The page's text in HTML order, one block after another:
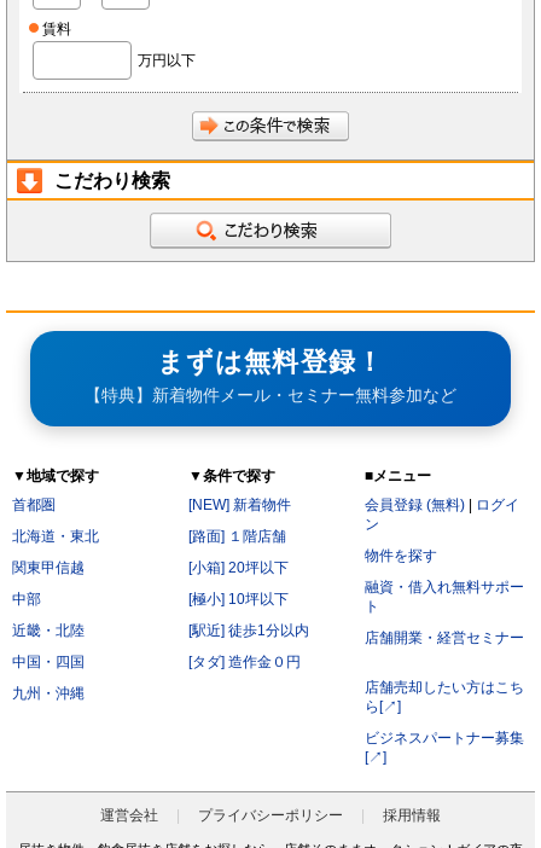
賃料
万円以下
こだわり検索
まずは無料登録！
【特典】新着物件メール・セミナー無料参加など
▼地域で探す
首都圏
北海道・東北
関東甲信越
中部
近畿・北陸
中国・四国
九州・沖縄
▼条件で探す
[NEW] 新着物件
[路面] １階店舗
[小箱] 20坪以下
[極小] 10坪以下
[駅近] 徒歩1分以内
[タダ] 造作金０円
■メニュー
会員登録 (無料)
ログイ
ン
物件を探す
融資・借入れ無料サポー
ト
店舗開業・経営セミナー
店舗売却したい方はこち
ら[↗]
ビジネスパートナー募集
[↗]
運営会社 プライバシーポリシー 採用情報